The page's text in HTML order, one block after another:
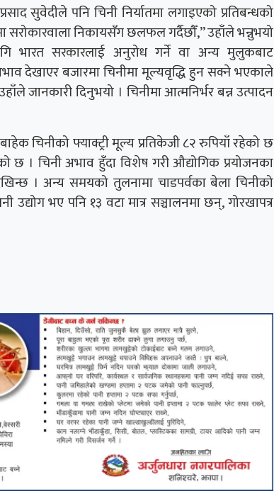
सुवेदीले पनि चिनी निर्यातमा लगाइएको प्रतिबन्धको
सरोकारवाला निकायसँग छलफल गर्दैछौँ,” उहाँले भन्नुभयो
भारत सरकारलाई अनुरोध गर्ने वा अन्य मुलुकबाट
देखाएर बजारमा चिनीमा मूल्यवृद्धि हुन सक्ने भएकाले
जानकारी दिनुभयो । चिनीमा आत्मनिर्भर बन्न उत्पादन
चिनीको फ्याक्ट्री मूल्य प्रतिकेजी ८२ रुपियाँ रहेको छ
छ । चिनी अभाव हुँदा विशेष गरी औद्योगिक प्रयोजनका
। अन्य समयको तुलनामा चाडपर्वका बेला चिनीको
भए पनि १३ वटा मात्र सञ्चालनमा छन्, गोरखापत्र